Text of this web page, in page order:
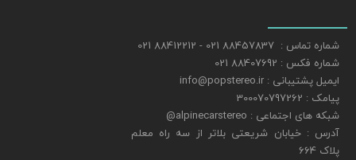
شماره تماس : 88457837 021 - 88412212 021
شماره فکس : 88407692 021
ایمیل پشتیبانی : info@popstereo.ir
پیامک : 300070797262
شبکه های اجتماعی : alpinecarstereo@
​​​​​​​آدرس : خیابان شریعتی بلاتر از سه راه معلم
پلاک 664